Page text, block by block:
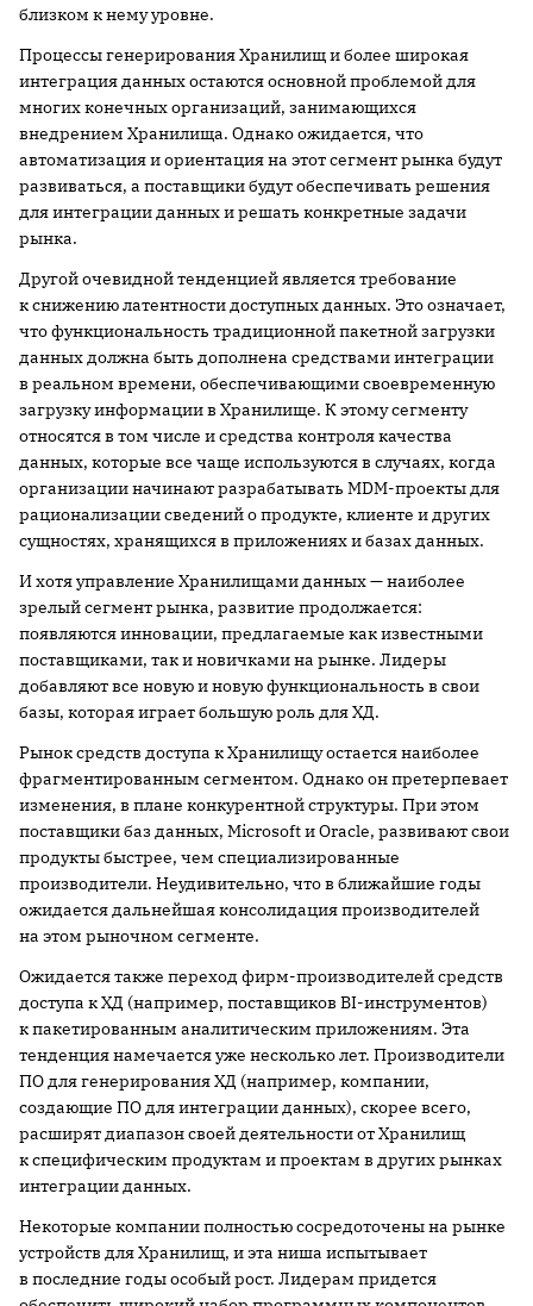
близком к нему уровне.
Процессы генерирования Хранилищ и более широкая
интеграция данных остаются основной проблемой для
многих конечных организаций, занимающихся
внедрением Хранилища. Однако ожидается, что
автоматизация и ориентация на этот сегмент рынка будут
развиваться, а поставщики будут обеспечивать решения
для интеграции данных и решать конкретные задачи
рынка.
Другой очевидной тенденцией является требование
к снижению латентности доступных данных. Это означает,
что функциональность традиционной пакетной загрузки
данных должна быть дополнена средствами интеграции
в реальном времени, обеспечивающими своевременную
загрузку информации в Хранилище. К этому сегменту
относятся в том числе и средства контроля качества
данных, которые все чаще используются в случаях, когда
организации начинают разрабатывать MDM-проекты для
рационализации сведений о продукте, клиенте и других
сущностях, хранящихся в приложениях и базах данных.
И хотя управление Хранилищами данных — наиболее
зрелый сегмент рынка, развитие продолжается:
появляются инновации, предлагаемые как известными
поставщиками, так и новичками на рынке. Лидеры
добавляют все новую и новую функциональность в свои
базы, которая играет большую роль для ХД.
Рынок средств доступа к Хранилищу остается наиболее
фрагментированным сегментом. Однако он претерпевает
изменения, в плане конкурентной структуры. При этом
поставщики баз данных, Microsoft и Oracle, развивают свои
продукты быстрее, чем специализированные
производители. Неудивительно, что в ближайшие годы
ожидается дальнейшая консолидация производителей
на этом рыночном сегменте.
Ожидается также переход фирм-производителей средств
доступа к ХД (например, поставщиков BI-инструментов)
к пакетированным аналитическим приложениям. Эта
тенденция намечается уже несколько лет. Производители
ПО для генерирования ХД (например, компании,
создающие ПО для интеграции данных), скорее всего,
расширят диапазон своей деятельности от Хранилищ
к специфическим продуктам и проектам в других рынках
интеграции данных.
Некоторые компании полностью сосредоточены на рынке
устройств для Хранилищ, и эта ниша испытывает
в последние годы особый рост. Лидерам придется